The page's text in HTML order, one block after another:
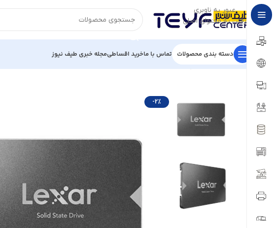
عبور به ناوبری
رفتن به محتوای اصلی
دسته بندی محصولات تماس با ماخرید اقساطیمجله خبری طیف نیوز
خانه/قطعات کامپیوتر/
-2%